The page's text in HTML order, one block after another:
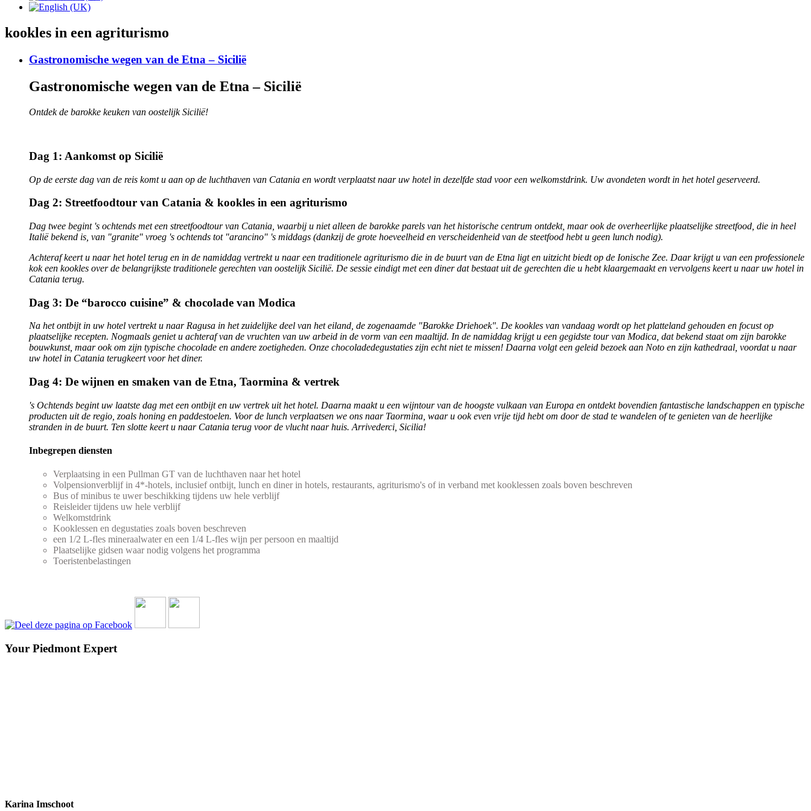
kookles in een agriturismo
Gastronomische wegen van de Etna – Sicilië
Gastronomische wegen van de Etna – Sicilië
Ontdek de barokke keuken van oostelijk Sicilië!
Dag 1: Aankomst op Sicilië
Op de eerste dag van de reis komt u aan op de luchthaven van Catania en wordt verplaatst naar uw hotel in dezelfde stad voor een welkomstdrink. Uw avondeten wordt in het hotel geserveerd.
Dag 2: Streetfoodtour van Catania & kookles in een agriturismo
Dag twee begint 's ochtends met een streetfoodtour van Catania, waarbij u niet alleen de barokke parels van het historische centrum ontdekt, maar ook de overheerlijke plaatselijke streetfood, die in heel
Italië bekend is, van "granite" vroeg 's ochtends tot "arancino" 's middags (dankzij de grote hoeveelheid en verscheidenheid van de steetfood hebt u geen lunch nodig).
Achteraf keert u naar het hotel terug en in de namiddag vertrekt u naar een traditionele agriturismo die in de buurt van de Etna ligt en uitzicht biedt op de Ionische Zee. Daar krijgt u van een professionele
kok een kookles over de belangrijkste traditionele gerechten van oostelijk Sicilië. De sessie eindigt met een diner dat bestaat uit de gerechten die u hebt klaargemaakt en vervolgens keert u naar uw hotel in
Catania terug.
Dag 3: De “barocco cuisine” & chocolade van Modica
Na het ontbijt in uw hotel vertrekt u naar Ragusa in het zuidelijke deel van het eiland, de zogenaamde "Barokke Driehoek". De kookles van vandaag wordt op het platteland gehouden en focust op
plaatselijke recepten. Nogmaals geniet u achteraf van de vruchten van uw arbeid in de vorm van een maaltijd. In de namiddag krijgt u een gegidste tour van Modica, dat bekend staat om zijn barokke
bouwkunst, maar ook om zijn typische chocolade en andere zoetigheden. Onze chocoladedegustaties zijn echt niet te missen! Daarna volgt een geleid bezoek aan Noto en zijn kathedraal, voordat u naar
uw hotel in Catania terugkeert voor het diner.
Dag 4: De wijnen en smaken van de Etna, Taormina & vertrek
's Ochtends begint uw laatste dag met een ontbijt en uw vertrek uit het hotel. Daarna maakt u een wijntour van de hoogste vulkaan van Europa en ontdekt bovendien fantastische landschappen en typische
producten uit de regio, zoals honing en paddestoelen. Voor de lunch verplaatsen we ons naar Taormina, waar u ook even vrije tijd hebt om door de stad te wandelen of te genieten van de heerlijke
stranden in de buurt. Ten slotte keert u naar Catania terug voor de vlucht naar huis. Arrivederci, Sicilia!
Inbegrepen diensten
Verplaatsing in een Pullman GT van de luchthaven naar het hotel
Volpensionverblijf in 4*-hotels, inclusief ontbijt, lunch en diner in hotels, restaurants, agriturismo's of in verband met kooklessen zoals boven beschreven
Bus of minibus te uwer beschikking tijdens uw hele verblijf
Reisleider tijdens uw hele verblijf
Welkomstdrink
Kooklessen en degustaties zoals boven beschreven
een 1/2 L-fles mineraalwater en een 1/4 L-fles wijn per persoon en maaltijd
Plaatselijke gidsen waar nodig volgens het programma
Toeristenbelastingen
Your Piedmont Expert
Karina Imschoot